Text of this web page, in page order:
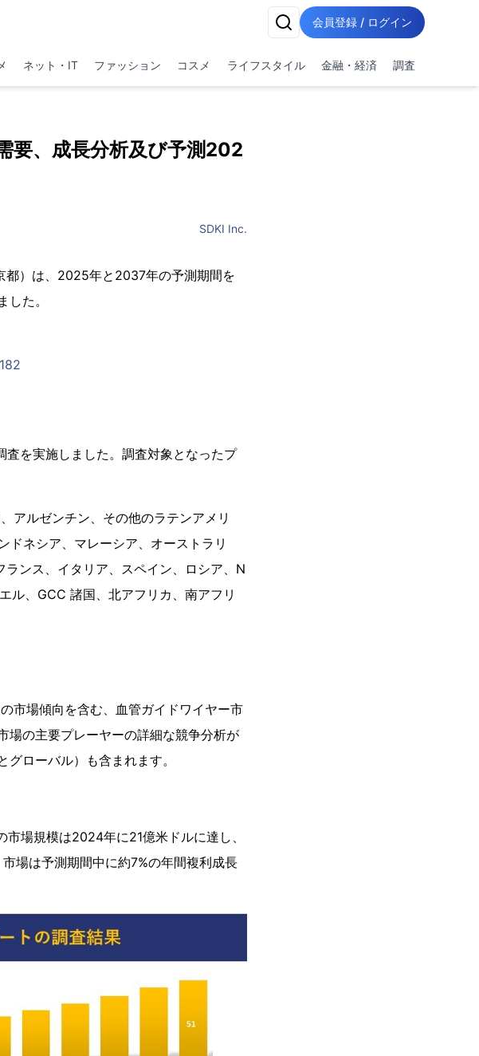
会員登録 / ログイン
ネット・IT ファッション コスメ ライフスタイル 金融・経済 調査
要、成長分析及び予測202
SDKI Inc.
）は、2025年と2037年の予測期間を
た。
を実施しました。調査対象となったプ
アルゼンチン、その他のラテンアメリ
ドネシア、マレーシア、オーストラリ
ンス、イタリア、スペイン、ロシア、N
ル、GCC 諸国、北アフリカ、南アフリ
市場傾向を含む、血管ガイドワイヤー市
場の主要プレーヤーの詳細な競争分析が
ローバル）も含まれます。
場規模は2024年に21億米ドルに達し、
場は予測期間中に約7%の年間複利成長